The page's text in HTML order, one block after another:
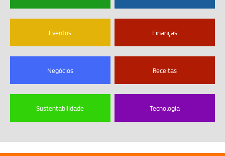
Eventos Finanças
Negócios Receitas
Sustentabilidade Tecnologia